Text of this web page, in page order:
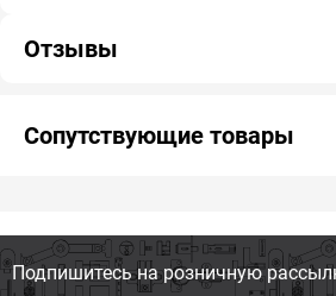
Отзывы
Сопутствующие товары
Подпишитесь на розничную